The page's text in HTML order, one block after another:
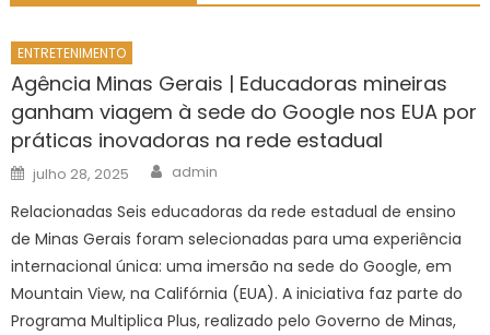
ENTRETENIMENTO
Agência Minas Gerais | Educadoras mineiras
ganham viagem à sede do Google nos EUA por
práticas inovadoras na rede estadual
Posted
on
julho 28, 2025 Author
admin
Relacionadas Seis educadoras da rede estadual de ensino
de Minas Gerais foram selecionadas para uma experiência
internacional única: uma imersão na sede do Google, em
Mountain View, na Califórnia (EUA). A iniciativa faz parte do
Programa Multiplica Plus, realizado pelo Governo de Minas,